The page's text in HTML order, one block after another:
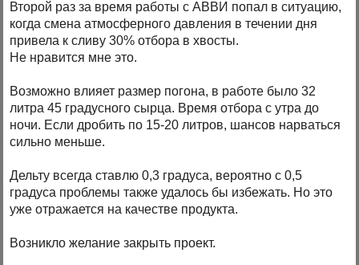
Второй раз за время работы с АВВИ попал в ситуацию,
когда смена атмосферного давления в течении дня
привела к сливу 30% отбора в хвосты.
Не нравится мне это.
Возможно влияет размер погона, в работе было 32
литра 45 градусного сырца. Время отбора с утра до
ночи. Если дробить по 15-20 литров, шансов нарваться
сильно меньше.
Дельту всегда ставлю 0,3 градуса, вероятно с 0,5
градуса проблемы также удалось бы избежать. Но это
уже отражается на качестве продукта.
Возникло желание закрыть проект.